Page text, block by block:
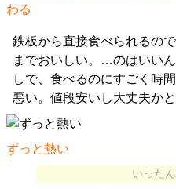
わる
鉄板から直接食べられるの
までおいしい。…のはいい
しで、食べるのにすごく時
悪い。値段安いし大丈夫かと
ずっと熱い
いった